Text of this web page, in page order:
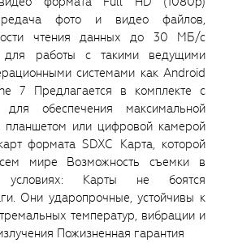
фото и видео файлов,
чтения данных до 30 МБ/с
для работы с такими ведущими
системами как Android
7 Предлагается в комплекте с
обеспечения максимальной
планшетом или цифровой камерой
формата SDXC Карта, которой
мире Возможность съемки в
условиях: Карты не боятся
Они ударопрочные, устойчивы к
температур, вибрации и
Пожизненная гарантия